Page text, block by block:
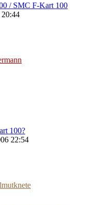
/ SMC F-Kart 100
100?
22:54